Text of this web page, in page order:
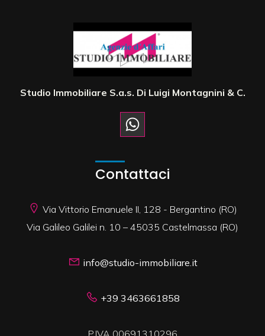
Studio Immobiliare S.a.s. Di Luigi Montagnini & C.
Contattaci
Via Vittorio Emanuele II, 128 - Bergantino (RO)
Via Galileo Galilei n. 10 – 45035 Castelmassa (RO)
info@studio-immobiliare.it
+39 3463661858
P.IVA 00691310296